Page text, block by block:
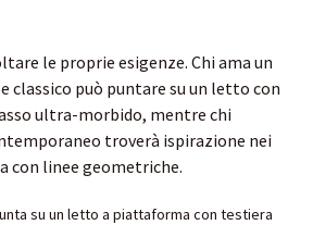
le proprie esigenze. Chi ama un
classico può puntare su un letto con
ultra-morbido, mentre chi
troverà ispirazione nei
con linee geometriche.
su un letto a piattaforma con testiera